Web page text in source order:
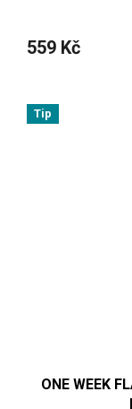
559 Kč
Tip
ONE WEEK